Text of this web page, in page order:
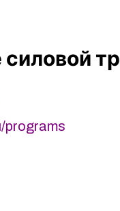
programs